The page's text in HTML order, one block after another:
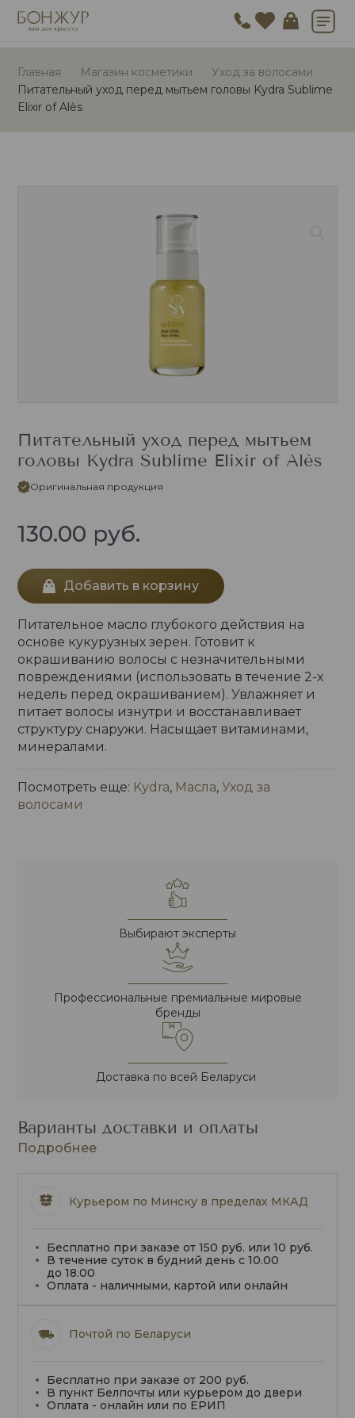
Главная Магазин косметики
Уход за волосами
Питательный уход перед мытьем головы Kydra Sublime
Elixir of Alès
Питательный уход перед мытьем
головы Kydra Sublime Elixir of Alès
Оригинальная продукция
130.00 руб.
Добавить в корзину
Питательное масло глубокого действия на
основе кукурузных зерен. Готовит к
окрашиванию волосы с незначительными
повреждениями (использовать в течение 2-х
недель перед окрашиванием). Увлажняет и
питает волосы изнутри и восстанавливает
структуру снаружи. Насыщает витаминами,
минералами.
Посмотреть еще: Kydra, Масла,Уход за
волосами
Выбирают эксперты
Профессиональные премиальные мировые
бренды
Доставка по всей Беларуси
Варианты доставки и оплаты
Подробнее
Курьером по Минску в пределах МКАД
Бесплатно при заказе от 150 руб. или 10 руб.
В течение суток в будний день с 10.00
до 18.00
Оплата - наличными, картой или онлайн
Почтой по Беларуси
Бесплатно при заказе от 200 руб.
В пункт Белпочты или курьером до двери
Оплата - онлайн или по ЕРИП